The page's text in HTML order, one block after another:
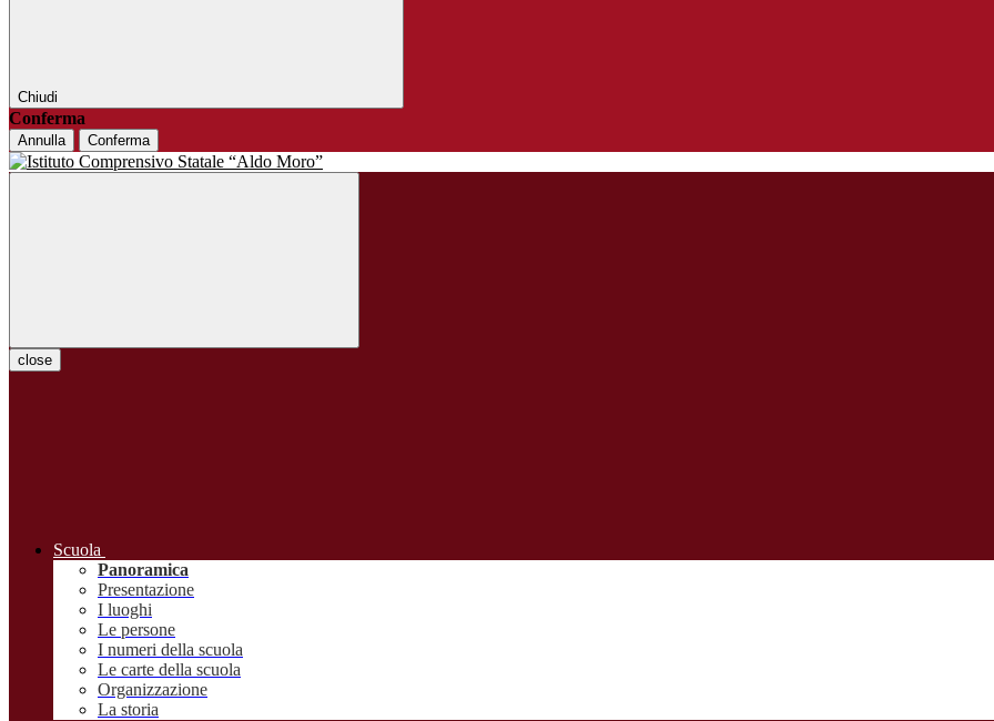
Chiudi
Conferma
Annulla Conferma
close
Scuola
Panoramica
Presentazione
I luoghi
Le persone
I numeri della scuola
Le carte della scuola
Organizzazione
La storia